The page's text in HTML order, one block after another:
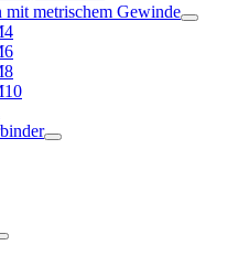
mit metrischem Gewinde